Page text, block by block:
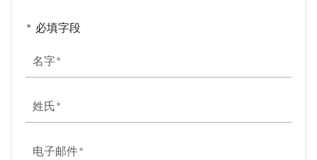
* 必填字段
名字
姓氏
电子邮件